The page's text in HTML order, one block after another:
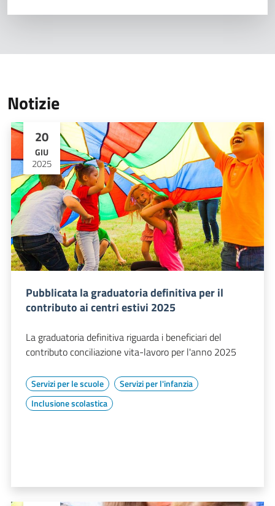
Notizie
20
GIU
2025
Pubblicata la graduatoria definitiva per il
contributo ai centri estivi 2025
La graduatoria definitiva riguarda i beneficiari del
contributo conciliazione vita-lavoro per l'anno 2025
Servizi per le scuole
Servizi per l'infanzia
Inclusione scolastica